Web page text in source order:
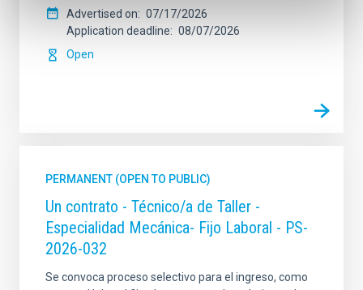
Advertised on
07/17/2026
Application deadline
08/07/2026
Open
PERMANENT (OPEN TO PUBLIC)
Un contrato - Técnico/a de Taller -
Especialidad Mecánica- Fijo Laboral - PS-
2026-032
Se convoca proceso selectivo para el ingreso, como